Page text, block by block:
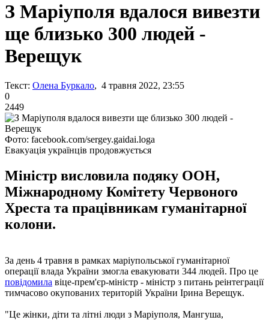
З Маріуполя вдалося вивезти
ще близько 300 людей -
Верещук
Текст: Олена Буркало, 4 травня 2022, 23:55
0
2449
Фото: facebook.com/sergey.gaidai.loga
Евакуація українців продовжується
Міністр висловила подяку ООН,
Міжнародному Комітету Червоного
Хреста та працівникам гуманітарної
колони.
За день 4 травня в рамках маріупольської гуманітарної
операції влада України змогла евакуювати 344 людей. Про це
повідомила віце-прем'єр-міністр - міністр з питань реінтеграції
тимчасово окупованих територій України Ірина Верещук.
"Це жінки, діти та літні люди з Маріуполя, Мангуша,